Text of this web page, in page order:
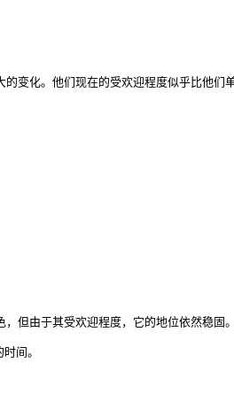
的变化。他们现在的受欢迎程度似乎比他们
，但由于其受欢迎程度，它的地位依然稳固
间。